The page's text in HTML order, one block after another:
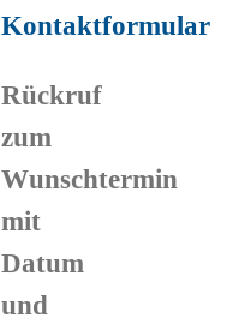
Kontaktformular
Rückruf
zum
Wunschtermin
mit
Datum
und